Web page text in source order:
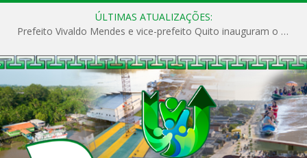
ÚLTIMAS ATUALIZAÇÕES:
Prefeito Vivaldo Mendes e vice-prefeito Quito inauguram o CAPS e fortalecem a saúde pública em Anajás.